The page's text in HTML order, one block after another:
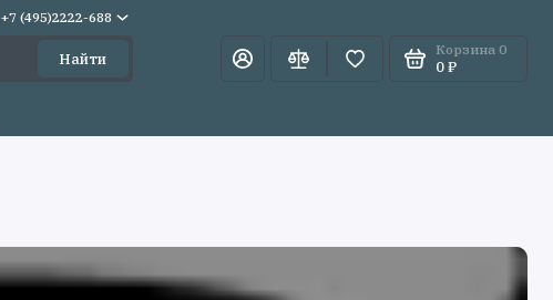
+7 (495)2222-688
Найти
Корзина 0
0 ₽